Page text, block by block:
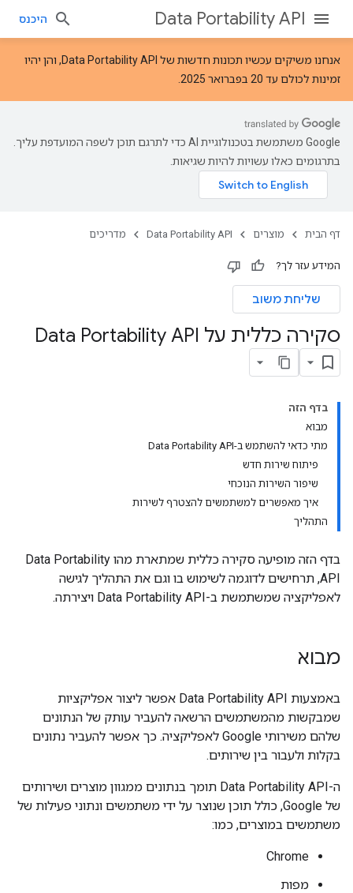
Data Portability API היכנס
אנחנו משיקים עכשיו תכונות חדשות של Data Portability API
, והן יהיו
זמינות לכולם עד 20 בפברואר 2025.
‫Google משתמשת בטכנולוגיית AI כדי לתרגם תוכן לשפה המועדפת עליך.
בתרגומים כאלו עשויות להיות שגיאות.
דף הבית מוצרים Data Portability API מדריכים
המידע עזר לך?
שליחת משוב
סקירה כללית על Data Portability API
בדף הזה
מבוא
מתי כדאי להשתמש ב-Data Portability API
פיתוח שירות חדש
שיפור השירות הנוכחי
איך מאפשרים למשתמשים להצטרף לשירות
התהליך
בדף הזה מופיעה סקירה כללית שמתארת מהו Data Portability
API, תרחישים לדוגמה לשימוש בו וגם את התהליך לגישה
לאפליקציה שמשתמשת ב-Data Portability API ויצירתה.
מבוא
באמצעות Data Portability API אפשר ליצור אפליקציות
שמבקשות מהמשתמשים הרשאה להעביר עותק של הנתונים
שלהם משירותי Google לאפליקציה. כך אפשר להעביר נתונים
בקלות ולעבור בין שירותים.
ה-Data Portability API תומך בנתונים ממגוון מוצרים ושירותים
של Google, כולל תוכן שנוצר על ידי משתמשים ונתוני פעילות של
משתמשים במוצרים, כמו:
Chrome
מפות